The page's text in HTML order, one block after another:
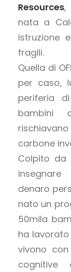
Resources,
nata a
istruzione
fragili.
Quella di
per caso,
periferia
bambini
carbone
Colpito da
denaro
nato un
50mila
ha
vivono con
cognitive